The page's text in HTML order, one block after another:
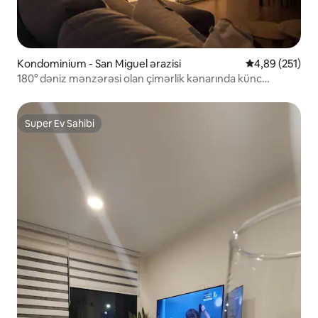
Kondominium - San Miguel ərazisi Ortalama
4,89 (251)
180° dəniz mənzərəsi olan çimərlik kənarında künc
Super Ev Sahibi
Super Ev Sahibi